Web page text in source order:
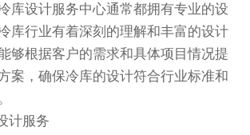
设计服务中心通常都拥有专业的设
库行业有着深刻的理解和丰富的设计
够根据客户的需求和具体项目情况提
案，确保冷库的设计符合行业标准和
服务